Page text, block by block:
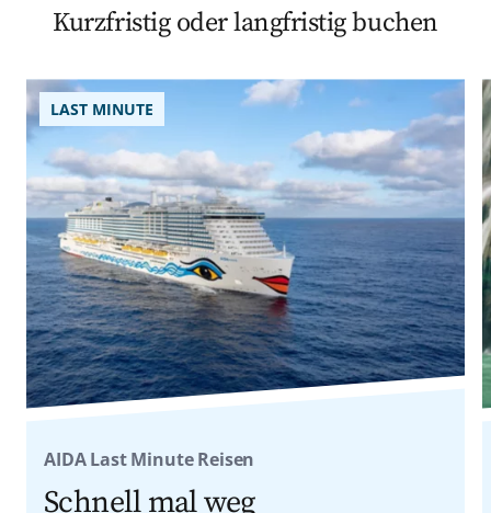
Kurzfristig oder langfristig buchen
LAST MINUTE
AIDA Last Minute Reisen
Schnell mal weg